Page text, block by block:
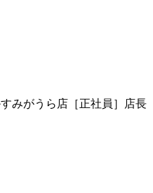
みがうら店［正社員］店長